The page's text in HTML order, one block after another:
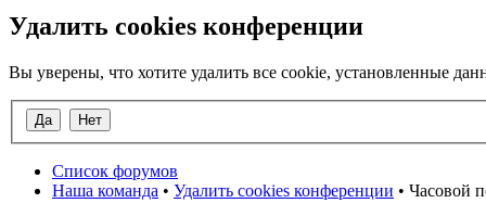
Удалить cookies конференции
Вы уверены, что хотите удалить все cookie, установленные
Список форумов
Наша команда • Удалить cookies конференции • Часовой